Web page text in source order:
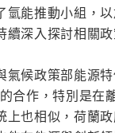
能推動小組，
深入探討相關政
候政策部能源
合作，特別是在
也相似，荷蘭